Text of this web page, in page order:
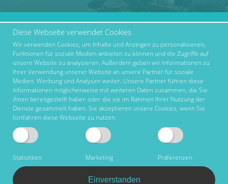
marktcom.de Deutschland
GmbH © 2019
Über uns
AGB
Impressum
Datenschutz
Nutzungsbedingungen
Werben bei Marktcom
Partner
Hilfe & FAQ
Diese Webseite verwendet Cookies
Wir verwenden Cookies, um Inhalte und Anzeigen zu personalisieren,
Funktionen für soziale Medien anbieten zu können und die Zugriffe auf
unsere Website zu analysieren. Außerdem geben wir Informationen zu
Ihrer Verwendung unserer Website an unsere Partner für soziale
Medien, Werbung und Analysen weiter. Unsere Partner führen diese
Informationen möglicherweise mit weiteren Daten zusammen, die Sie
ihnen bereitgestellt haben oder die sie im Rahmen Ihrer Nutzung der
Dienste gesammelt haben. Sie akzeptieren unsere Cookies, wenn Sie
fortfahren diese Webseite zu nutzen.
Statistiken Marketing Präferenzen